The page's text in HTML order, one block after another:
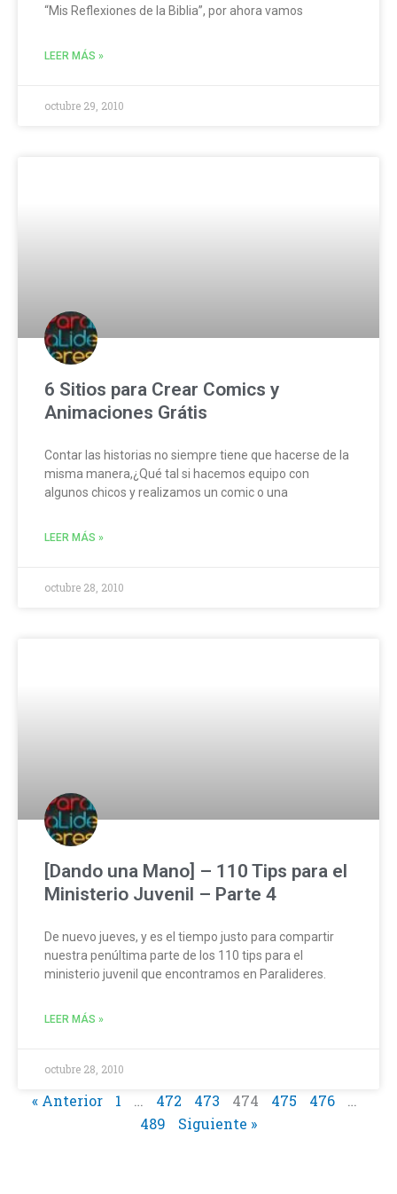
“Mis Reflexiones de la Biblia”, por ahora vamos
LEER MÁS »
octubre 29, 2010
6 Sitios para Crear Comics y
Animaciones Grátis
Contar las historias no siempre tiene que hacerse de la
misma manera,¿Qué tal si hacemos equipo con
algunos chicos y realizamos un comic o una
LEER MÁS »
octubre 28, 2010
[Dando una Mano] – 110 Tips para el
Ministerio Juvenil – Parte 4
De nuevo jueves, y es el tiempo justo para compartir
nuestra penúltima parte de los 110 tips para el
ministerio juvenil que encontramos en Paralideres.
LEER MÁS »
octubre 28, 2010
« Anterior 1 … 472 473 474 475 476
…
489
Siguiente »